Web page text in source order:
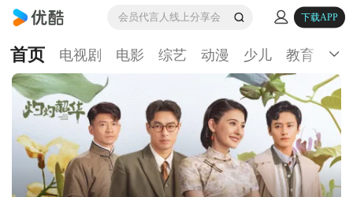
会员代言人线上分享会 下载APP
首页 电视剧 电影 综艺 动漫 少儿 教育 生